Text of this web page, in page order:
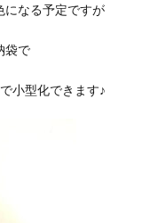
になる予定ですが
袋で
小型化できます♪